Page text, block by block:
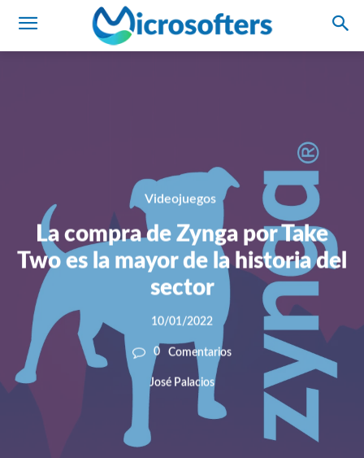
Videojuegos
La compra de Zynga por Take
Two es la mayor de la historia del
sector
10/01/2022
0 Comentarios
José Palacios